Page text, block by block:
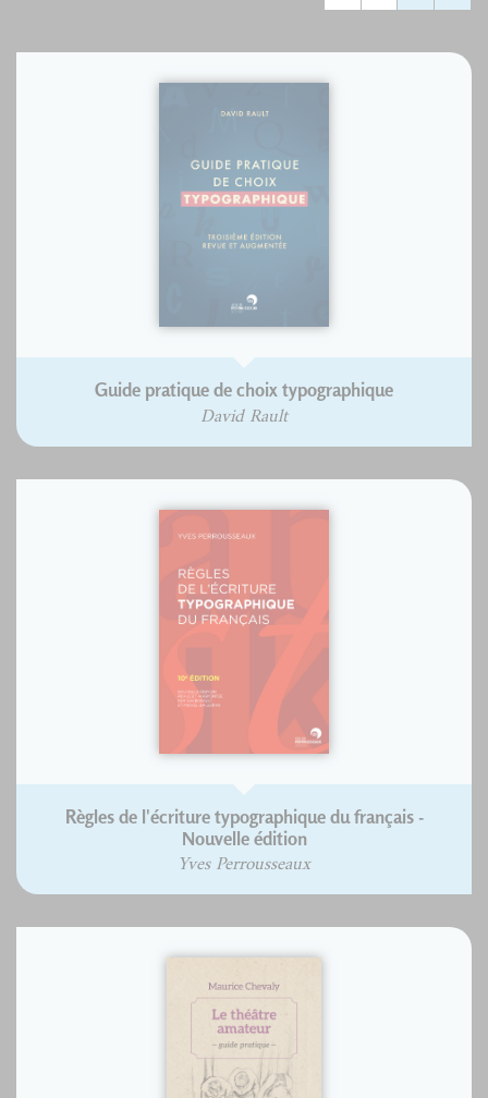
Guide pratique de choix typographique
David Rault
Règles de l'écriture typographique du français -
Nouvelle édition
Yves Perrousseaux